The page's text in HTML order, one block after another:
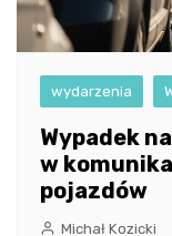
wydarzenia
Wypadek
w
pojazdów
Michał Kozicki